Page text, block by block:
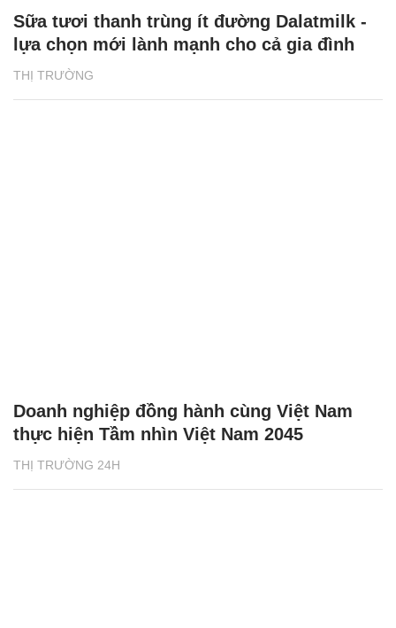
THỊ TRƯỜNG
Sữa tươi thanh trùng ít đường Dalatmilk -
lựa chọn mới lành mạnh cho cả gia đình
THỊ TRƯỜNG 24H
Doanh nghiệp đồng hành cùng Việt Nam
thực hiện Tầm nhìn Việt Nam 2045